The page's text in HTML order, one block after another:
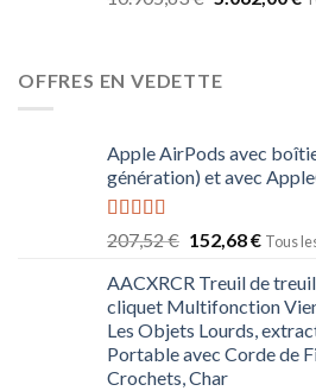
OFFRES EN VEDETTE
Apple AirPods avec
génération) et avec
Note5.00
sur 5
207,52€ 152,68€ Tous
AACXRCR Treuil de
cliquet Multifonction
Les Objets Lourds,
Portable avec Corde de
Crochets, Char